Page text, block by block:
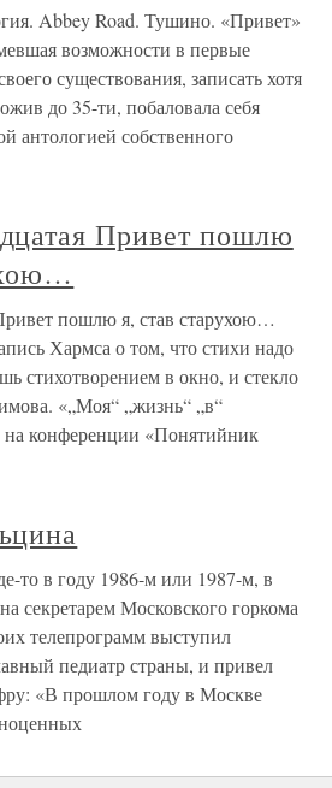
Abbey Road. Тушино. «Привет»
возможности в первые
существования, записать хотя
до 35-ти, побаловала себя
антологией собственного
Привет пошлю
пошлю я, став старухою…
Хармса о том, что стихи надо
стихотворением в окно, и стекло
«„Моя“ „жизнь“ „в“
на конференции «Понятийник
то в году 1986-м или 1987-м, в
секретарем Московского горкома
телепрограмм выступил
педиатр страны, и привел
«В прошлом году в Москве